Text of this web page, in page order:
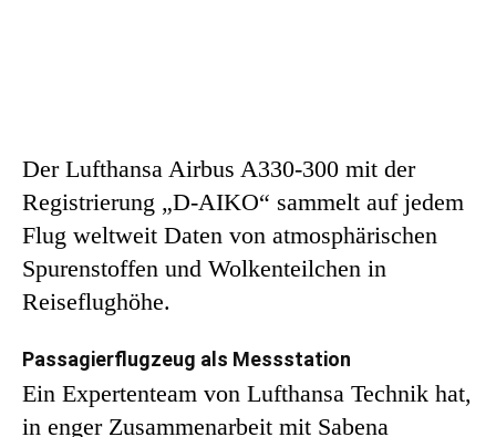
Der Lufthansa Airbus A330-300 mit der
Registrierung „D-AIKO“ sammelt auf jedem
Flug weltweit Daten von atmosphärischen
Spurenstoffen und Wolkenteilchen in
Reiseflughöhe.
Passagierflugzeug als Messstation
Ein Expertenteam von Lufthansa Technik hat,
in enger Zusammenarbeit mit Sabena